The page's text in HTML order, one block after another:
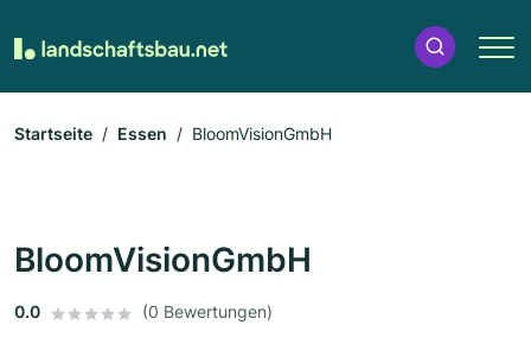
Startseite Essen BloomVisionGmbH
BloomVisionGmbH
0.0 (0 Bewertungen)